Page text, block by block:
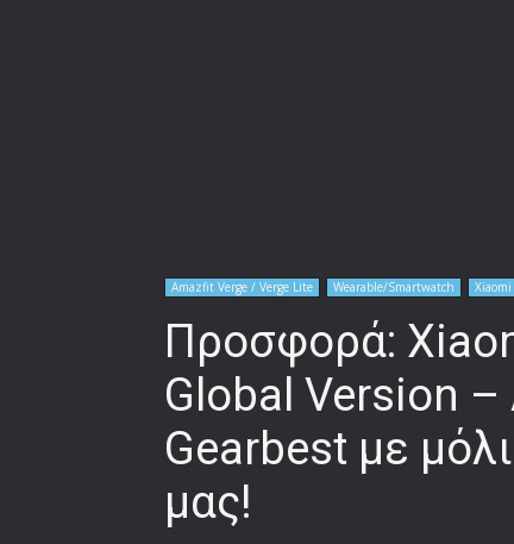
Amazfit Verge / Verge Lite Wearable/Smartwatch Xiaomi
Προσφορά:
Global Version
Gearbest με
μας!